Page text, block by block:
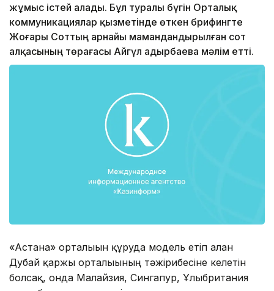
жұмыс істей алады. Бұл туралы бүгін Орталық
коммуникациялар қызметінде өткен брифингте
Жоғары Соттың арнайы мамандандырылған сот
алқасының төрағасы Айгүл Қадырбаева мәлім етті.
«Астана» орталығын құруда модель етіп алған
Дубай қаржы орталығының тәжірибесіне келетін
болсақ, онда Малайзия, Сингапур, Ұлыбритания